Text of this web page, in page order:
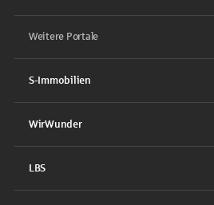
Weitere Portale
S-Immobilien
WirWunder
LBS